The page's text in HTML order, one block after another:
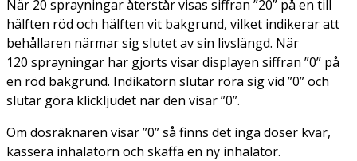
När 20 sprayningar återstår visas siffran ”20” på en till
hälften röd och hälften vit bakgrund, vilket indikerar att
behållaren närmar sig slutet av sin livslängd. När
120 sprayningar har gjorts visar displayen siffran ”0” på
en röd bakgrund. Indikatorn slutar röra sig vid ”0” och
slutar göra klickljudet när den visar ”0”.
Om dosräknaren visar ”0” så finns det inga doser kvar,
kassera inhalatorn och skaffa en ny inhalator.